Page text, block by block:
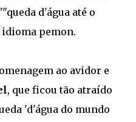
d'água até o
pemon.
ao avidor e
, que ficou tão atraído
'd'água do mundo